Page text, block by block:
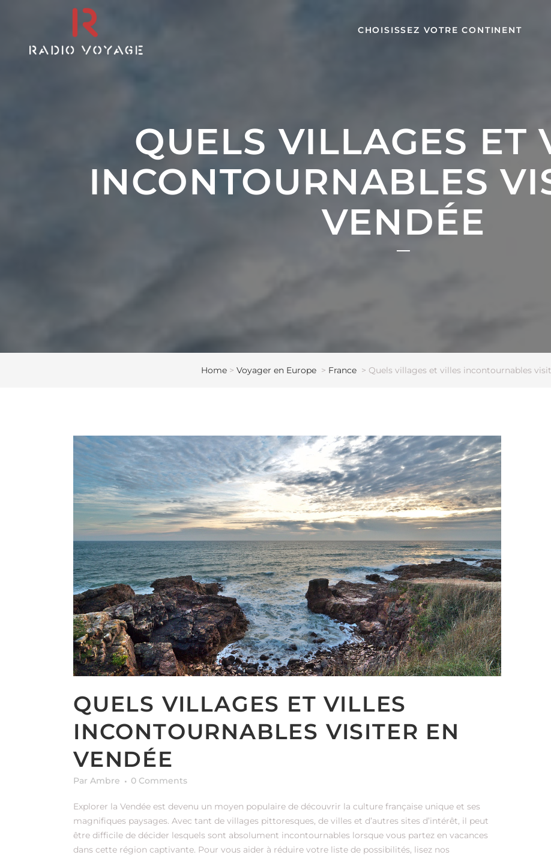
CHOISISSEZ VOTRE CONTINENT
QUELS VILLAGES ET
INCONTOURNABLES
VENDÉE
Home > Voyager en Europe > France > Quels villages et villes incontournables
QUELS VILLAGES ET VILLES
INCONTOURNABLES VISITER EN
VENDÉE
Par Ambre 0 Comments
Explorer la Vendée est devenu un moyen populaire de découvrir la culture française unique et ses
magnifiques paysages. Avec tant de villages pittoresques, de villes et d’autres sites d’intérêt, il peut
être difficile de décider lesquels sont absolument incontournables lorsque vous partez en vacances
dans cette région captivante. Pour vous aider à réduire votre liste de possibilités, lisez nos